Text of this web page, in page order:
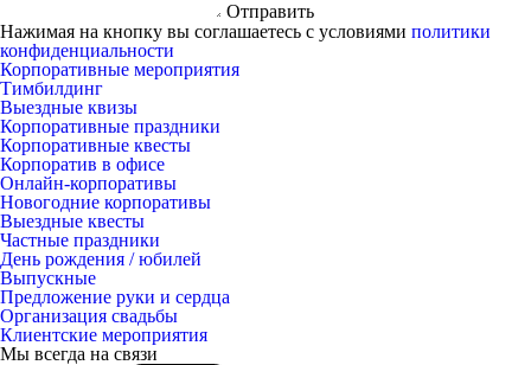
Отправить
Нажимая на кнопку вы соглашаетесь с условиями политики
конфиденциальности
Корпоративные мероприятия
Тимбилдинг
Выездные квизы
Корпоративные праздники
Корпоративные квесты
Корпоратив в офисе
Онлайн-корпоративы
Новогодние корпоративы
Выездные квесты
Частные праздники
День рождения / юбилей
Выпускные
Предложение руки и сердца
Организация свадьбы
Клиентские мероприятия
Мы всегда на связи